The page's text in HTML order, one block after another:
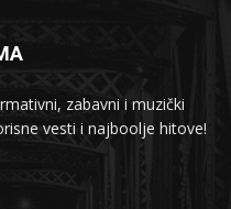
zabavni i muzički
vesti i najboolje hitove!